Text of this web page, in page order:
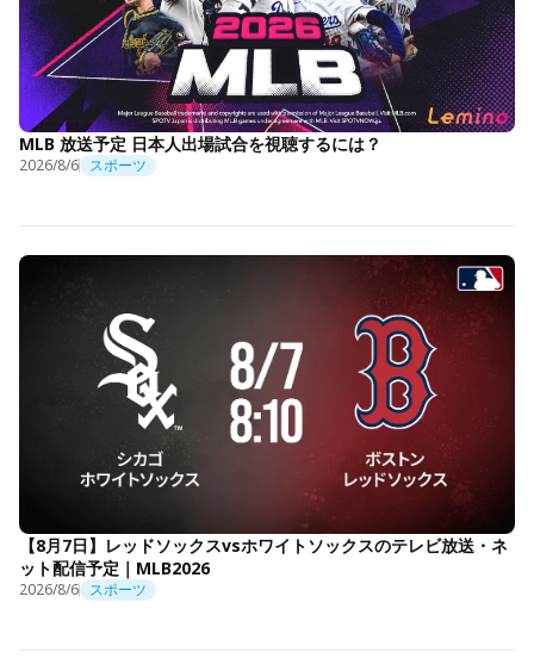
MLB 放送予定 日本人出場試合を視聴するには？
2026/8/6 スポーツ
【8月7日】レッドソックスvsホワイトソックスのテレビ放送・ネ
ット配信予定｜MLB2026
2026/8/6 スポーツ